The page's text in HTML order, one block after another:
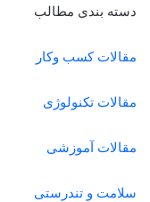
دسته بندی مطالب
مقالات کسب وکار
مقالات تکنولوژی
مقالات آموزشی
سلامت و تندرستی